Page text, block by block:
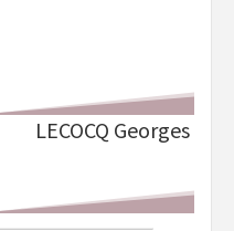
LECOCQ Georges